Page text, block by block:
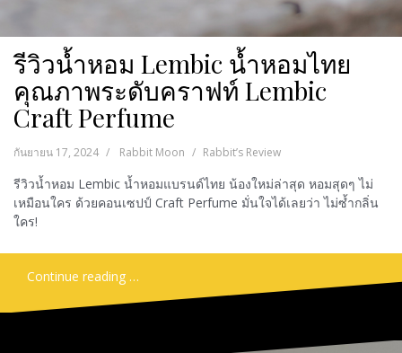
รีวิวน้ำหอม Lembic น้ำหอมไทย
คุณภาพระดับคราฟท์ Lembic
Craft Perfume
กันยายน 17, 2024 Rabbit Moon Rabbit’s Review
รีวิวน้ำหอม Lembic น้ำหอมแบรนด์ไทย น้องใหม่ล่าสุด หอมสุดๆ ไม่
เหมือนใคร ด้วยคอนเซปป์ Craft Perfume มั่นใจได้เลยว่า ไม่ซ้ำกลิ่น
ใคร!
Continue reading …